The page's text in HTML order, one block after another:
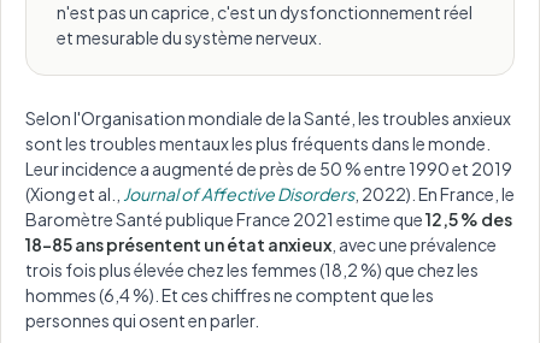
n'est pas un caprice, c'est un dysfonctionnement réel
et mesurable du système nerveux.
Selon l'Organisation mondiale de la Santé, les troubles anxieux
sont les troubles mentaux les plus fréquents dans le monde.
Leur incidence a augmenté de près de 50 % entre 1990 et 2019
(Xiong et al., Journal of Affective Disorders, 2022). En France, le
Baromètre Santé publique France 2021 estime que12,5 % des
18-85 ans présentent un état anxieux , avec une prévalence
trois fois plus élevée chez les femmes (18,2 %) que chez les
hommes (6,4 %). Et ces chiffres ne comptent que les
personnes qui osent en parler.